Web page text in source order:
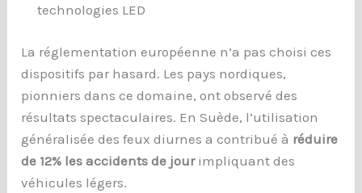
technologies LED
La réglementation européenne n’a pas choisi ces
dispositifs par hasard. Les pays nordiques,
pionniers dans ce domaine, ont observé des
résultats spectaculaires. En Suède, l’utilisation
généralisée des feux diurnes a contribué à réduire
de 12% les accidents de jourimpliquant des
véhicules légers.